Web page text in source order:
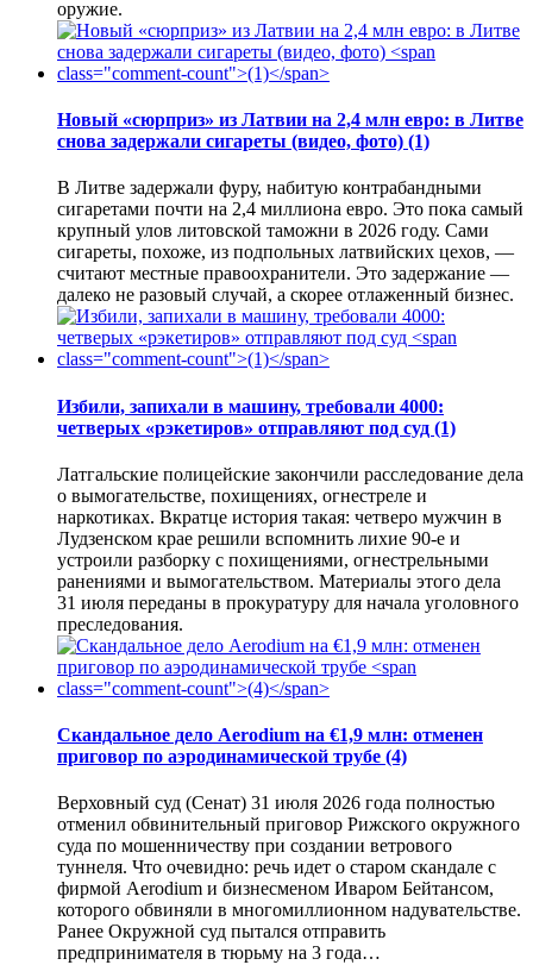
оружие.
Новый «сюрприз» из Латвии на 2,4 млн евро: в Литве
снова задержали сигареты (видео, фото) (1)
В Литве задержали фуру, набитую контрабандными
сигаретами почти на 2,4 миллиона евро. Это пока самый
крупный улов литовской таможни в 2026 году. Сами
сигареты, похоже, из подпольных латвийских цехов, —
считают местные правоохранители. Это задержание —
далеко не разовый случай, а скорее отлаженный бизнес.
Избили, запихали в машину, требовали 4000:
четверых «рэкетиров» отправляют под суд (1)
Латгальские полицейские закончили расследование дела
о вымогательстве, похищениях, огнестреле и
наркотиках. Вкратце история такая: четверо мужчин в
Лудзенском крае решили вспомнить лихие 90-е и
устроили разборку с похищениями, огнестрельными
ранениями и вымогательством. Материалы этого дела
31 июля переданы в прокуратуру для начала уголовного
преследования.
Скандальное дело Aerodium на €1,9 млн: отменен
приговор по аэродинамической трубе (4)
Верховный суд (Сенат) 31 июля 2026 года полностью
отменил обвинительный приговор Рижского окружного
суда по мошенничеству при создании ветрового
туннеля. Что очевидно: речь идет о старом скандале с
фирмой Aerodium и бизнесменом Иваром Бейтансом,
которого обвиняли в многомиллионном надувательстве.
Ранее Окружной суд пытался отправить
предпринимателя в тюрьму на 3 года…